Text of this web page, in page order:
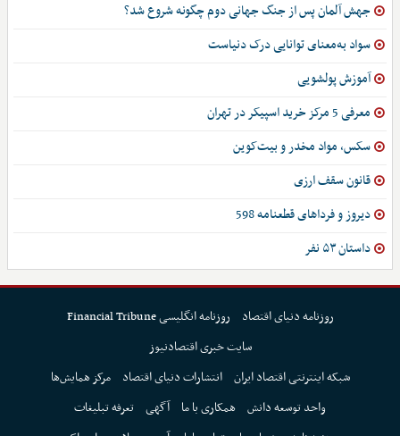
جهش آلمان پس از جنگ جهانی دوم چگونه شروع شد؟
سواد به‌معنای توانایی درک دنیاست
آموزش پولشویی
معرفی 5 مرکز خرید اسپیکر در تهران
سکس، مواد مخدر و بیت‌کوین
قانون سقف ارزی
دیروز و فرداهای قطعنامه 598
داستان ۵۳ نفر
روزنامه دنیای اقتصاد
روزنامه انگلیسی Financial Tribune
سایت خبری اقتصادنیوز
شبکه اینترنتی اقتصاد ایران انتشارات دنیای اقتصاد
مرکز همایش‌ها
واحد توسعه دانش همکاری با ما آگهی تعرفه تبلیغات